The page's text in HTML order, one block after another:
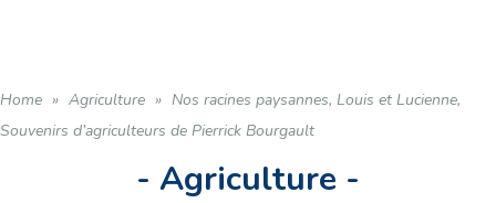
Home » Agriculture » Nos racines paysannes, Louis et Lucienne,
Souvenirs d’agriculteurs de Pierrick Bourgault
- Agriculture -